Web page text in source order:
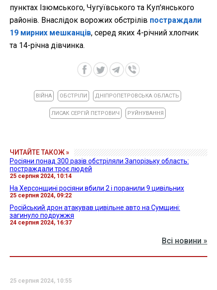
пунктах Ізюмського, Чугуївського та Куп'янського
районів. Внаслідок ворожих обстрілів постраждали
19 мирних мешканців, серед яких 4-річний хлопчик
та 14-річна дівчинка.
ВІЙНА ОБСТРІЛИ ДНІПРОПЕТРОВСЬКА ОБЛАСТЬ
ЛИСАК СЕРГІЙ ПЕТРОВИЧ РУЙНУВАННЯ
ЧИТАЙТЕ ТАКОЖ »
Росіяни понад 300 разів обстріляли Запорізьку область:
постраждали троє людей
25 серпня 2024, 10:14
На Херсонщині росіяни вбили 2 і поранили 9 цивільних
25 серпня 2024, 09:22
Російський дрон атакував цивільне авто на Сумщині:
загинуло подружжя
24 серпня 2024, 16:37
Всі новини »
25 серпня 2024, 10:55